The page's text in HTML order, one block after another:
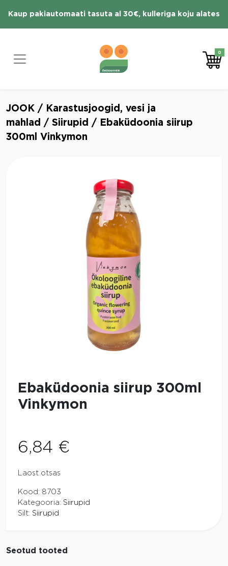
Kaup pakiautomaati tasuta al 30€, kulleriga koju alates
0
JOOK / Karastusjoogid, vesi ja
mahlad / Siirupid / Ebaküdoonia siirup
300ml Vinkymon
Ebaküdoonia siirup 300ml
Vinkymon
6,84 €
Laost otsas
Kood: 8703
Kategooria: Siirupid
Silt: Siirupid
Seotud tooted